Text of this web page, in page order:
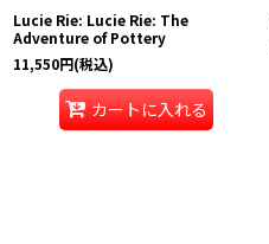
Lucie Rie: Lucie Rie: The
Adventure of Pottery
11,550円(税込)
カートに入れる